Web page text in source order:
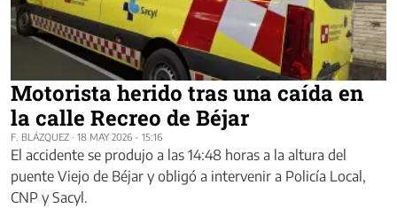
Motorista herido tras una caída en
la calle Recreo de Béjar
F. BLÁZQUEZ · 18 MAY 2026 - 15:16
El accidente se produjo a las 14:48 horas a la altura del
puente Viejo de Béjar y obligó a intervenir a Policía Local,
CNP y Sacyl.